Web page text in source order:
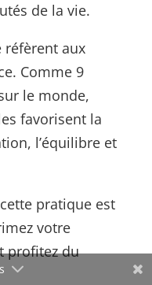
de la vie.
réfèrent aux
Comme 9
le monde,
favorisent la
l’équilibre et
pratique est
votre
profitez du